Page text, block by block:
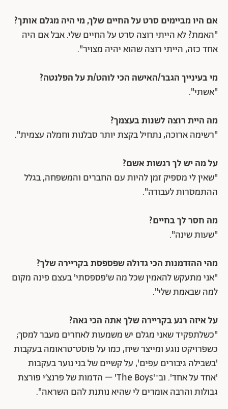
אם היו מביימים סרט על החיים שלך, מי היה מגלם אותך?
"האמת? לא הייתי רוצה סרט על החיים שלי. אבל אם היה
אחד כזה, הייתי רוצה שהוא יהיה מצויר".
מי בעינייך הגבר/האישה הכי לוהט/ת על הפלנטה?
"אשתי".
מה היית רוצה לשנות בעצמך?
"רשימה ארוכה, נתחיל בקצת יותר סבלנות וחמלה עצמית".
על מה יש לך רגשות אשם?
"שאין לי מספיק זמן להיות עם החברים והמשפחה, בגלל
ההתמסרות לעבודה".
מה חסר לך בחיים?
"שעות שינה".
מהי ההזדמנות הכי גדולה שפספסת בקריירה שלך?
"אני מתעקש להאמין שכל מה ש'פספסתי' בעצם פינה מקום
למה שבאמת שלי".
על איזה רגע בקריירה שלך אתה הכי גאה?
"כשלתפקיד שאני מגלם יש משמעות לאחרים מעבר למסך;
כשפרויקט נוגע ומייצר שיח, כמו על פוסט־טראומה בעקבות
'בשבילה גיבורים עפים', על קשיים של בני נוער בעקבות
'אחד על אחד'. וב־'The Boys' – הדמות של פרנצ׳י פורצת
גבולות והרבה אומרים לי שהיא נותנת להם השראה".